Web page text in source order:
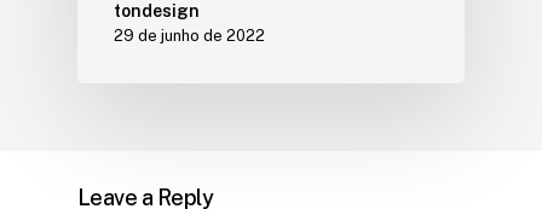
tondesign
29 de junho de 2022
Leave a Reply